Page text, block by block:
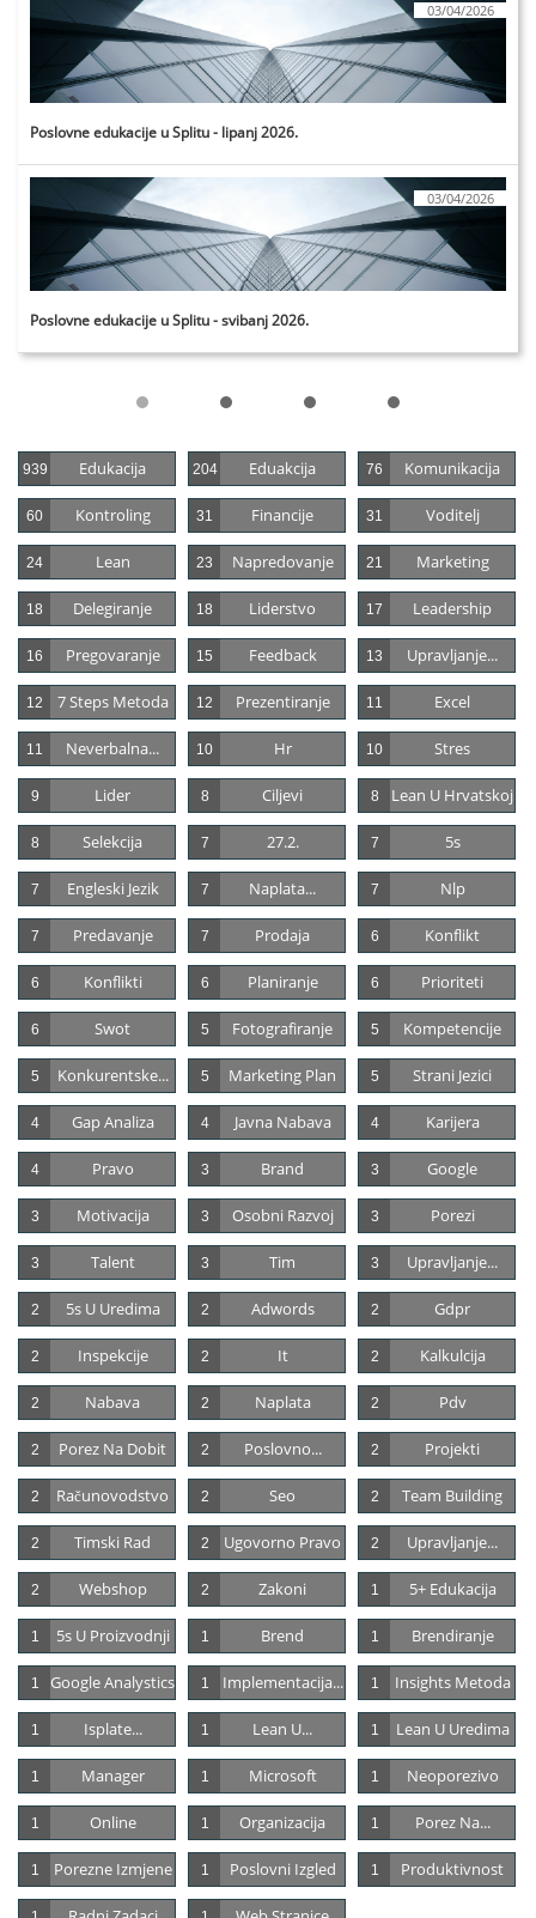
Poslovne edukacije u Splitu - lipanj 2026.
03/04/2026
Poslovne edukacije u Splitu - svibanj 2026.
03/04/2026
Edukacija
939 Eduakcija
204 Komunikacija
76
Kontroling
60 Financije
31 Voditelj
31
Lean
24 Napredovanje
23 Marketing
21
Delegiranje
18 Liderstvo
18 Leadership
17
Pregovaranje
16 Feedback
15 Upravljanje...
13
7 Steps Metoda
12 Prezentiranje
12 Excel
11
Neverbalna...
11 Hr
10 Stres
10
Lider
9 Ciljevi
8 Lean U Hrvatskoj
8
Selekcija
8 27.2.
7 5s
7
Engleski Jezik
7 Naplata...
7 Nlp
7
Predavanje
7 Prodaja
7 Konflikt
6
Konflikti
6 Planiranje
6 Prioriteti
6
Swot
6 Fotografiranje
5 Kompetencije
5
Konkurentske...
5 Marketing Plan
5 Strani Jezici
5
Gap Analiza
4 Javna Nabava
4 Karijera
4
Pravo
4 Brand
3 Google
3
Motivacija
3 Osobni Razvoj
3 Porezi
3
Talent
3 Tim
3 Upravljanje...
3
5s U Uredima
2 Adwords
2 Gdpr
2
Inspekcije
2 It
2 Kalkulcija
2
Nabava
2 Naplata
2 Pdv
2
Porez Na Dobit
2 Poslovno...
2 Projekti
2
Računovodstvo
2 Seo
2 Team Building
2
Timski Rad
2 Ugovorno Pravo
2 Upravljanje...
2
Webshop
2 Zakoni
2 5+ Edukacija
1
5s U Proizvodnji
1 Brend
1 Brendiranje
1
Google Analystics
1 Implementacija...
1 Insights Metoda
1
Isplate...
1 Lean U...
1 Lean U Uredima
1
Manager
1 Microsoft
1 Neoporezivo
1
Online
1 Organizacija
1 Porez Na...
1
Porezne Izmjene
1 Poslovni Izgled
1 Produktivnost
1